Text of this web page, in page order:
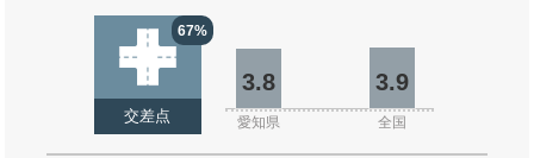
67%
交差点
3.8 3.9
愛知県 全国